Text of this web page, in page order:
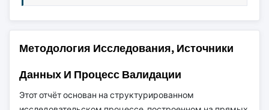
Методология Исследования, Источники
Данных И Процесс Валидации
Этот отчёт основан на структурированном